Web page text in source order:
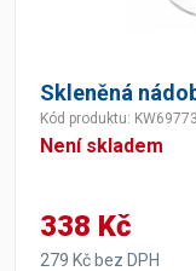
Skleněná
Kód produktu:
Není skladem
338 Kč
279 Kč bez DPH